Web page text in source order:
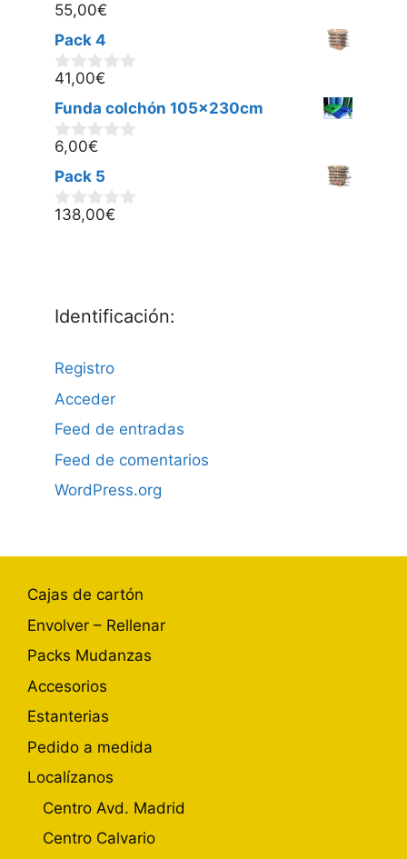
0
d
e
5
55,00€
Pack 4
0
d
e
5
41,00€
Funda colchón 105x230cm
0
d
e
5
6,00€
Pack 5
0
138,00€
Identificación:
Registro
Acceder
Feed de entradas
Feed de comentarios
WordPress.org
Cajas de cartón
Envolver – Rellenar
Packs Mudanzas
Accesorios
Estanterias
Pedido a medida
Localízanos
Centro Avd. Madrid
Centro Calvario